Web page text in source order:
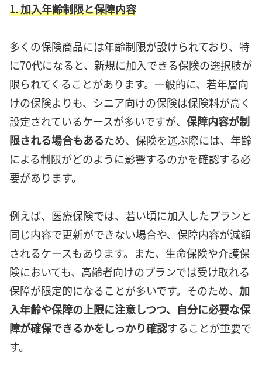
1. 加入年齢制限と保障内容
多くの保険商品には年齢制限が設けられており、特
に70代になると、新規に加入できる保険の選択肢が
限られてくることがあります。一般的に、若年層向
けの保険よりも、シニア向けの保険は保険料が高く
設定されているケースが多いですが、 保障内容が制
限される場合もあるため、保険を選ぶ際には、年齢
による制限がどのように影響するのかを確認する必
要があります。
例えば、医療保険では、若い頃に加入したプランと
同じ内容で更新ができない場合や、保障内容が減額
されるケースもあります。また、生命保険や介護保
険においても、高齢者向けのプランでは受け取れる
保障が限定的になることが多いです。そのため、 加
入年齢や保障の上限に注意しつつ、自分に必要な保
障が確保できるかをしっかり確認することが重要で
す。